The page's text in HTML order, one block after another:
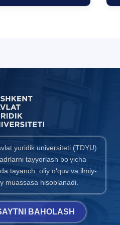
yuridik universiteti (TDYU)
tayyorlash bo‘yicha
tayanch oliy o‘quv va ilmiy-
muassasa hisoblanadi.
BAHOLASH